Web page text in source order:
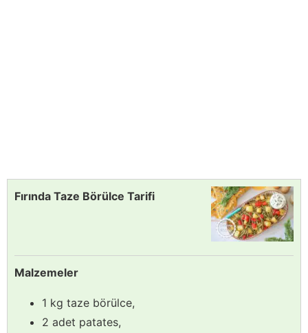
Fırında Taze Börülce Tarifi
Malzemeler
1 kg taze börülce,
2 adet patates,